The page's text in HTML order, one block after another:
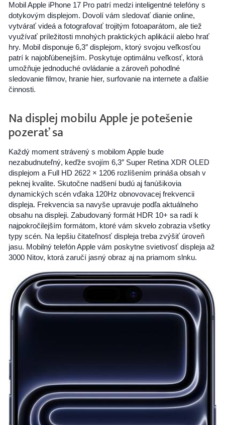
Mobil Apple iPhone 17 Pro patrí medzi inteligentné telefóny s
dotykovým displejom. Dovolí vám sledovať dianie online,
vytvárať videá a fotografovať trojitým fotoaparátom, ale tiež
využívať príležitosti mnohých praktických aplikácií alebo hrať
hry. Mobil disponuje 6,3″ displejom, ktorý svojou veľkosťou
patrí k najobľúbenejším. Poskytuje optimálnu veľkosť, ktorá
umožňuje jednoduché ovládanie a zároveň pohodlné
sledovanie filmov, hranie hier, surfovanie na internete a ďalšie
činnosti.
Na displej mobilu Apple je potešenie
pozerať sa
Každý moment strávený s mobilom Apple bude
nezabudnuteľný, keďže svojím 6,3″ Super Retina XDR OLED
displejom a Full HD 2622 × 1206 rozlíšením prináša obsah v
peknej kvalite. Skutočne nadšení budú aj fanúšikovia
dynamických scén vďaka 120Hz obnovovacej frekvencii
displeja. Frekvencia sa navyše upravuje podľa aktuálneho
obsahu na displeji. Zabudovaný formát HDR 10+ sa radí k
najpokročilejším formátom, ktoré vám skvelo zobrazia všetky
typy scén. Na lepšiu čitateľnosť displeja treba zvýšiť úroveň
jasu. Mobilný telefón Apple vám poskytne svietivosť displeja až
3000 Nitov, ktorá zaručí jasný obraz aj na priamom slnku.